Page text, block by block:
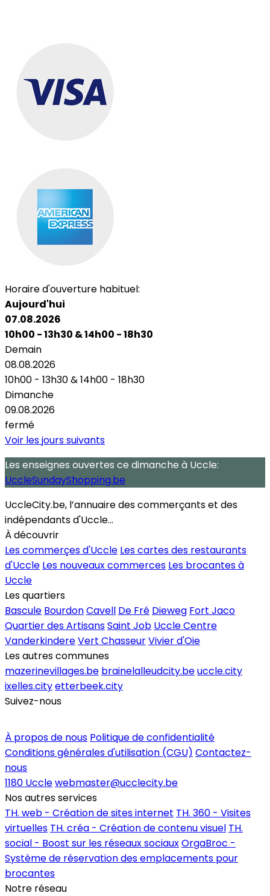
Horaire d'ouverture habituel:
Aujourd'hui
07.08.2026
10h00 - 13h30 &14h00 - 18h30
Demain
08.08.2026
10h00 - 13h30&14h00 - 18h30
Dimanche
09.08.2026
fermé
Voir les jours suivants
Les enseignes ouvertes ce dimanche à Uccle:
UccleSundayShopping.be
UccleCity.be, l’annuaire des commerçants et des
indépendants d'Uccle...
À découvrir
Les commerçes d'Uccle Les cartes des restaurants
d'Uccle Les nouveaux commerces Les brocantes à
Uccle
Les quartiers
Bascule BourdonCavell De Fré Dieweg Fort Jaco
Quartier des ArtisansSaint Job Uccle Centre
VanderkindereVert ChasseurVivier d'Oie
Les autres communes
mazerinevillages.be brainelalleudcity.beuccle.city
ixelles.cityetterbeek.city
Suivez-nous
À propos de nous Politique de confidentialité
Conditions générales d'utilisation (CGU) Contactez-
nous
1180 Ucclewebmaster@ucclecity.be
Nos autres services
TH. web - Création de sites internet TH. 360 - Visites
virtuelles TH. créa - Création de contenu visuel TH.
social - Boost sur les réseaux sociauxOrgaBroc -
Système de réservation des emplacements pour
brocantes
Notre réseau